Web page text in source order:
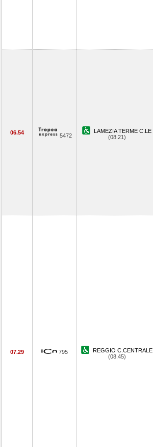
06.54 5472
LAMEZIA TERME C.LE
(08.21)
07.29 795
REGGIO C.CENTRALE
(08.45)